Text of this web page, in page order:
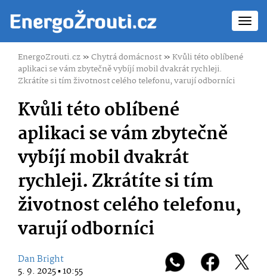
EnergoZrouti.cz»Chytrá domácnost»Kvůli této oblíbené
aplikaci se vám zbytečně vybíjí mobil dvakrát rychleji.
Zkrátíte si tím životnost celého telefonu, varují odborníci
Kvůli této oblíbené
aplikaci se vám zbytečně
vybíjí mobil dvakrát
rychleji. Zkrátíte si tím
životnost celého telefonu,
varují odborníci
Dan Bright
5. 9. 2025 ▪ 10:55